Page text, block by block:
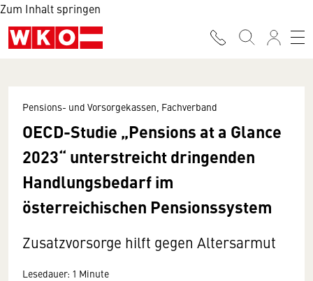
Zum Inhalt springen
Pensions- und Vorsorgekassen, Fachverband
OECD-Studie „Pensions at a Glance
2023“ unterstreicht dringenden
Handlungsbedarf im
österreichischen Pensionssystem
Zusatzvorsorge hilft gegen Altersarmut
Lesedauer: 1 Minute